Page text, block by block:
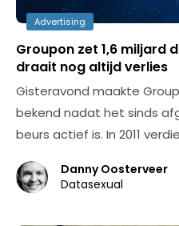
Advertising
Groupon zet 1,6 miljard
draait nog altijd verlies
Gisteravond maakte
bekend nadat het sinds
beurs actief is. In 2011
Danny Oosterveer
Datasexual